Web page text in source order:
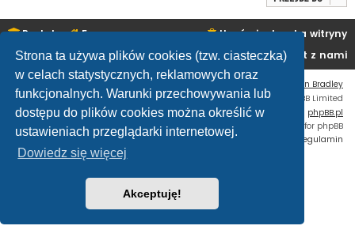
Strona ta używa plików cookies (tzw. ciasteczka)
w celach statystycznych, reklamowych oraz
funkcjonalnych. Warunki przechowywania lub
dostępu do plików cookies można określić w
ustawieniach przeglądarki internetowej.
Dowiedz się więcej
Akceptuję!
Portal Forum
Usuń ciasteczka witryny
Kontakt z nami
Ian Bradley
Technologię dostarczaphpBB® Forum Software © phpBB Limited
Polski pakiet językowy dostarcza phpBB.pl
Custom Code
extension for phpBB
Zasady ochrony danych osobowych
Regulamin